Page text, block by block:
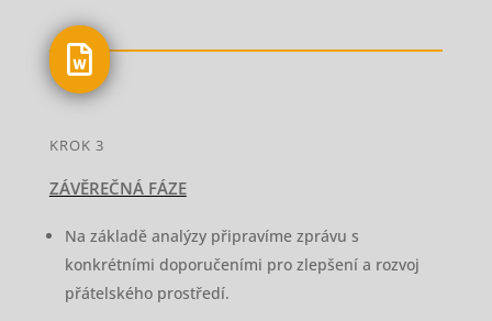

KROK 3
ZÁVĚREČNÁ FÁZE
Na základě analýzy připravíme zprávu s
konkrétními doporučeními pro zlepšení a rozvoj
přátelského prostředí.